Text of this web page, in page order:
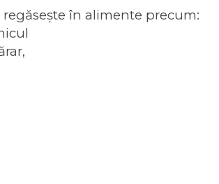
în alimente precum: